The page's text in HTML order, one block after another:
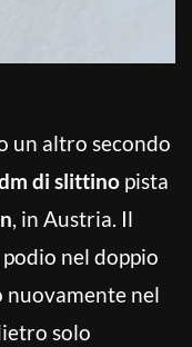
un altro secondo
di slittino pista
, in Austria. Il
nel doppio
nuovamente nel
solo